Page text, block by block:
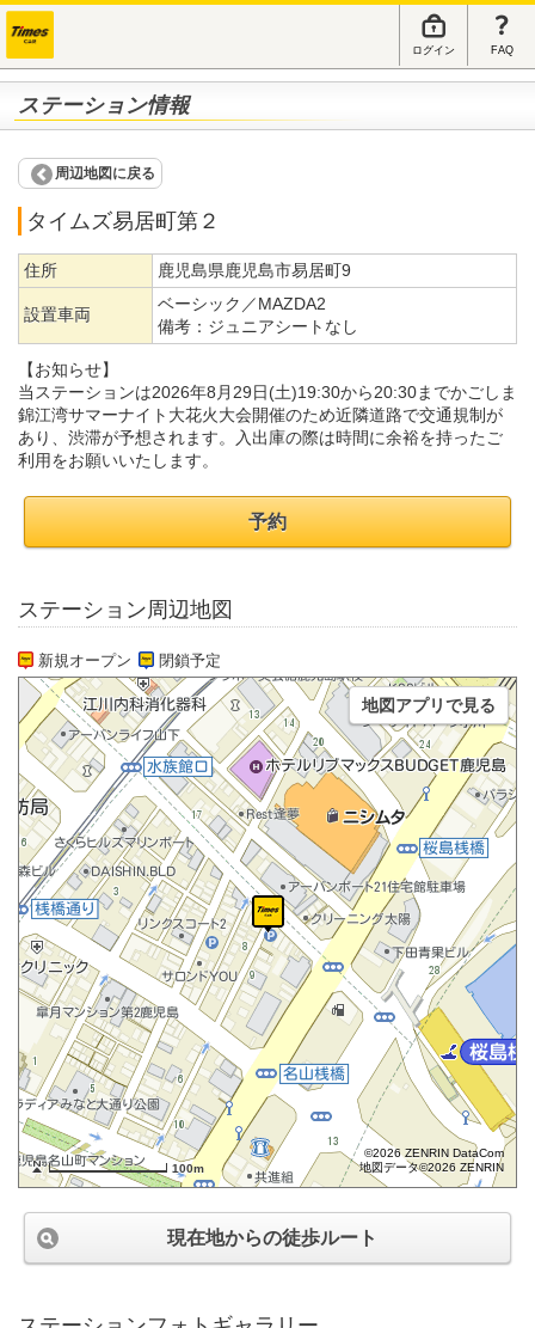
ログイン FAQ
ステーション情報
周辺地図に戻る
タイムズ易居町第２
住所 鹿児島県鹿児島市易居町9
設置車両
ベーシック／MAZDA2
備考： ジュニアシートなし
【お知らせ】
当ステーションは2026年8月29日(土)19:30から20:30までかごしま
錦江湾サマーナイト大花火大会開催のため近隣道路で交通規制が
あり、渋滞が予想されます。入出庫の際は時間に余裕を持ったご
利用をお願いいたします。
予約
ステーション周辺地図
新規オープン 閉鎖予定
100m
©2026 ZENRIN DataCom
地図データ©2026 ZENRIN
地図アプリで見る
現在地からの徒歩ルート